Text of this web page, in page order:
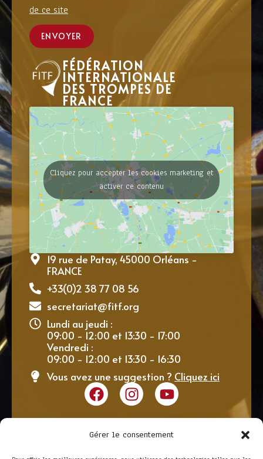
Gérer le consentement
de ce site
ENVOYER
FÉDÉRATION
INTERNATIONALE
DES TROMPES DE
FRANCE
Cliquez pour accepter les cookies marketing et
activer ce contenu
19 rue de Patay, 45000 Orléans -
FRANCE
+33(0)2 38 77 08 56
secretariat@fitf.org
Lundi au jeudi :
09:00 - 12:00 et 13:30 - 17:00
Vendredi :
09:00 - 12:00 et 13:30 - 16:30
Vous avez une suggestion ? Cliquez ici